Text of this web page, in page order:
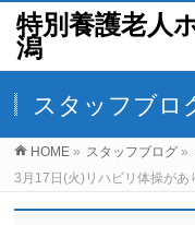
特別養護老人
潟
スタッフブロ
HOME » スタッフブログ »
3月17日(火)リハビリ体操があ